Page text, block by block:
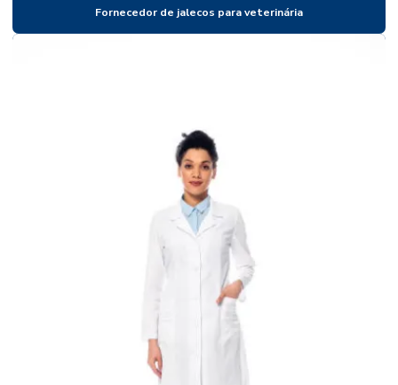
Empresa de jaleco
Empresa de jalecos para fisioterapia
Empresa de jalecos para hospitais
Empresa de jalecos para medicina
Empresa de jalecos para odontologia
Empresas de jaleco em sp
Fábrica de fardamento hospitalar
Fornecedor de jalecos para veterinária